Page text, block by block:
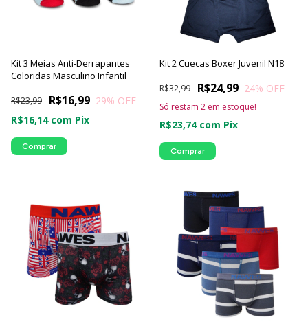
Kit 3 Meias Anti-Derrapantes
Coloridas Masculino Infantil
R$16,99
R$23,99 29% OFF
R$16,14 com Pix
Comprar
Kit 2 Cuecas Boxer Juvenil N18
R$24,99
R$32,99 24% OFF
R$23,74 com Pix
Só restam 2 em estoque!
Comprar